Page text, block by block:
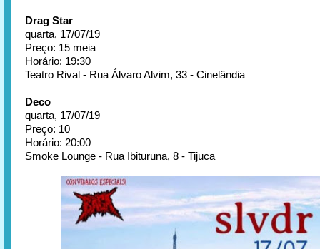
Drag Star
quarta, 17/07/19
Preço: 15 meia
Horário: 19:30
Teatro Rival - Rua Álvaro Alvim, 33 - Cinelândia
Deco
quarta, 17/07/19
Preço: 10
Horário: 20:00
Smoke Lounge - Rua Ibituruna, 8 - Tijuca